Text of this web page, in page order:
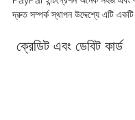
দ্রুত সম্পর্ক স্থাপন উদ্দেশ্যে এটি
ক্রেডিট এবং ডেবিট কার্ড